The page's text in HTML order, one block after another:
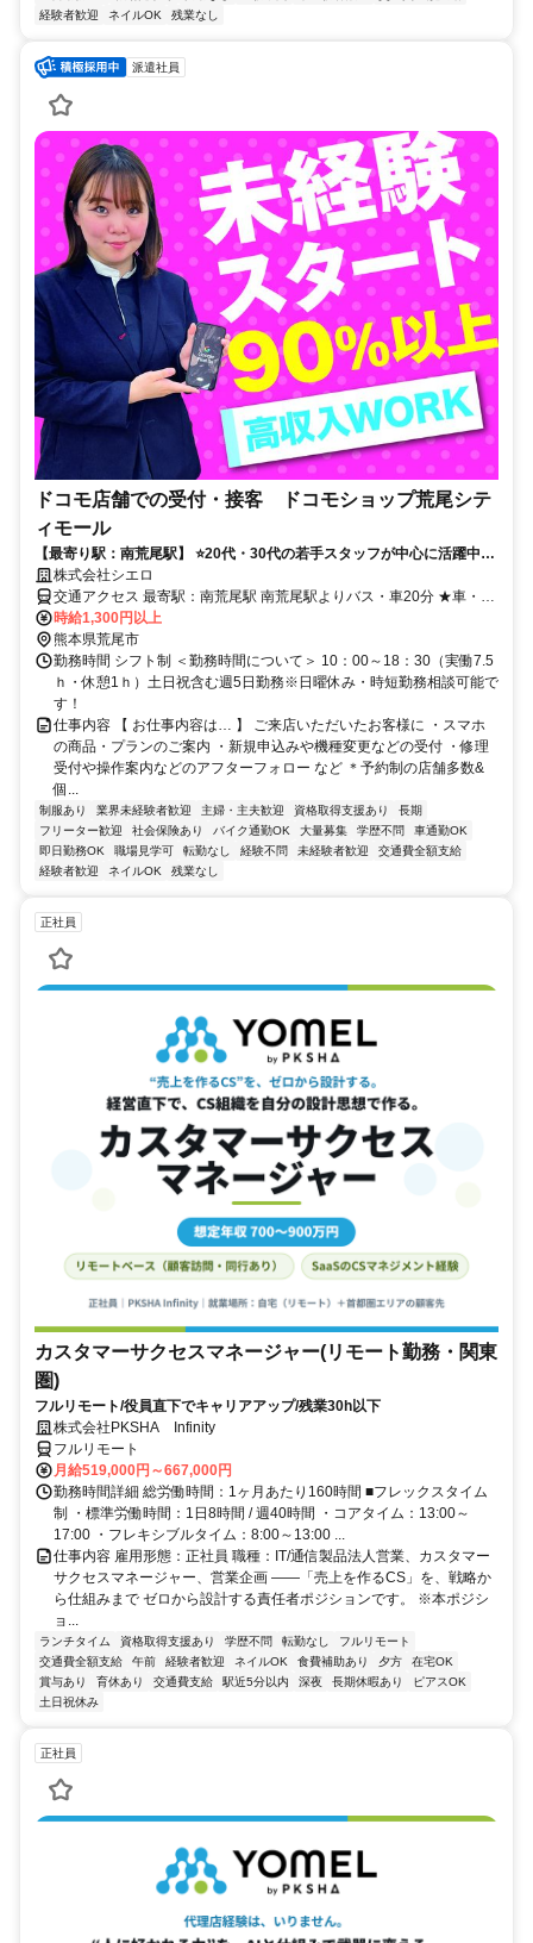
経験者歓迎
ネイルOK 残業なし
派遣社員
ドコモ店舗での受付・接客 ドコモショップ荒尾シテ
ィモール
【最寄り駅：南荒尾駅】 ⭐️20代・30代の若手スタッフが中心に活躍中！
⭐入社祝金Max10万円
株式会社シエロ
交通アクセス 最寄駅：南荒尾駅 南荒尾駅よりバス・車20分 ★車・バ
イク通勤OK
時給1,300円以上
熊本県荒尾市
勤務時間 シフト制 ＜勤務時間について＞ 10：00～18：30（実働7.5
ｈ・休憩1ｈ）土日祝含む週5日勤務※日曜休み・時短勤務相談可能で
す！
仕事内容 【 お仕事内容は… 】 ご来店いただいたお客様に ・スマホ
の商品・プランのご案内 ・新規申込みや機種変更などの受付 ・修理
受付や操作案内などのアフターフォロー など ＊予約制の店舗多数&
個...
制服あり 業界未経験者歓迎 主婦・主夫歓迎 資格取得支援あり
長期
フリーター歓迎
社会保険あり バイク通勤OK 大量募集 学歴不問
車通勤OK
即日勤務OK
職場見学可 転勤なし 経験不問 未経験者歓迎
交通費全額支給
経験者歓迎
ネイルOK 残業なし
正社員
カスタマーサクセスマネージャー(リモート勤務・関東
圏)
フルリモート/役員直下でキャリアアップ/残業30h以下
株式会社PKSHA Infinity
フルリモート
月給519,000円～667,000円
勤務時間詳細 総労働時間：1ヶ月あたり160時間 ■フレックスタイム
制 ・標準労働時間：1日8時間 / 週40時間 ・コアタイム：13:00～
17:00 ・フレキシブルタイム：8:00～13:00 ...
仕事内容 雇用形態：正社員 職種：IT/通信製品法人営業、カスタマー
サクセスマネージャー、営業企画 ――「売上を作るCS」を、戦略か
ら仕組みまで ゼロから設計する責任者ポジションです。 ※本ポジシ
ョ...
ランチタイム 資格取得支援あり 学歴不問 転勤なし
フルリモート
交通費全額支給
午前 経験者歓迎 ネイルOK 食費補助あり 夕方
在宅OK
賞与あり
育休あり 交通費支給 駅近5分以内 深夜 長期休暇あり
ピアスOK
土日祝休み
正社員